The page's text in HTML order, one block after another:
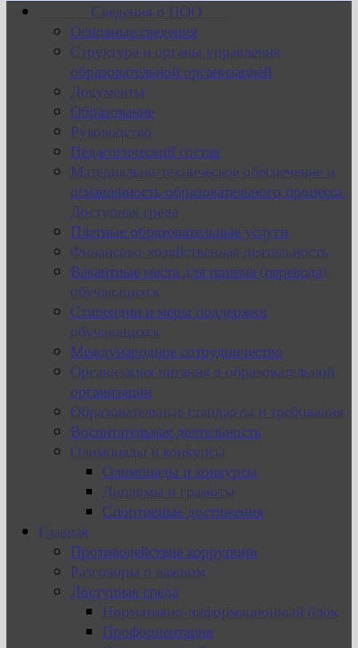
Сведения о ПОО
Основные сведения
Структура и органы управления
образовательной организацией
Документы
Образование
Руководство
Педагогический состав
Материально-техническое обеспечение и
оснащенность образовательного процесса.
Доступная среда
Платные образовательные услуги
Финансово-хозяйственная деятельность
Вакантные места для приема (перевода)
обучающихся
Стипендии и меры поддержки
обучающихся
Международное сотрудничество
Организация питания в образовательной
организации
Образовательные стандарты и требования
Воспитательная деятельность
Олимпиады и конкурсы
Олимпиады и конкурсы
Дипломы и грамоты
Спортивные достижения
Главная
Противодействие коррупции
Разговоры о важном
Доступная среда
Нормативно-информационный блок
Профориентация